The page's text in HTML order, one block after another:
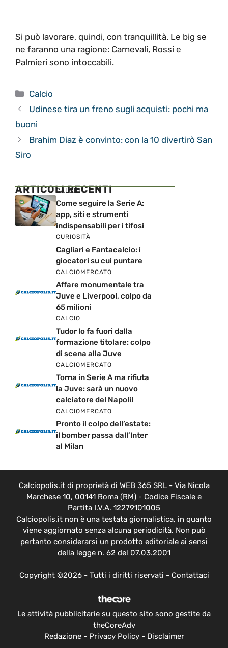
Si può lavorare, quindi, con tranquillità. Le big se
ne faranno una ragione: Carnevali, Rossi e
Palmieri sono intoccabili.
Categorie
Calcio
Udinese tira un freno sugli acquisti: pochi ma
buoni
Brahim Diaz è convinto: con la 10 divertirò San
Siro
ARTICOLI RECENTI
CALCIO
Come seguire la Serie A:
app, siti e strumenti
indispensabili per i tifosi
CURIOSITÀ
Cagliari e Fantacalcio: i
giocatori su cui puntare
CALCIOMERCATO
Affare monumentale tra
Juve e Liverpool, colpo da
65 milioni
CALCIO
Tudor lo fa fuori dalla
formazione titolare: colpo
di scena alla Juve
CALCIOMERCATO
Torna in Serie A ma rifiuta
la Juve: sarà un nuovo
calciatore del Napoli!
CALCIOMERCATO
Pronto il colpo dell’estate:
il bomber passa dall’Inter
al Milan
Calciopolis.it di proprietà di WEB 365 SRL - Via Nicola
Marchese 10, 00141 Roma (RM) - Codice Fiscale e
Partita I.V.A. 12279101005
Calciopolis.it non è una testata giornalistica, in quanto
viene aggiornato senza alcuna periodicità. Non può
pertanto considerarsi un prodotto editoriale ai sensi
della legge n. 62 del 07.03.2001
Copyright ©2026 - Tutti i diritti riservati - Contattaci
Le attività pubblicitarie su questo sito sono gestite da
theCoreAdv
Redazione- Privacy Policy- Disclaimer